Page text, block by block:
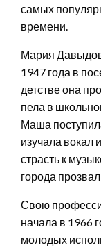
самых
времени.
Мария
1947 года в
детстве она
пела в
Маша
изучала вокал
страсть к
города
Свою
начала в 1966
молодых